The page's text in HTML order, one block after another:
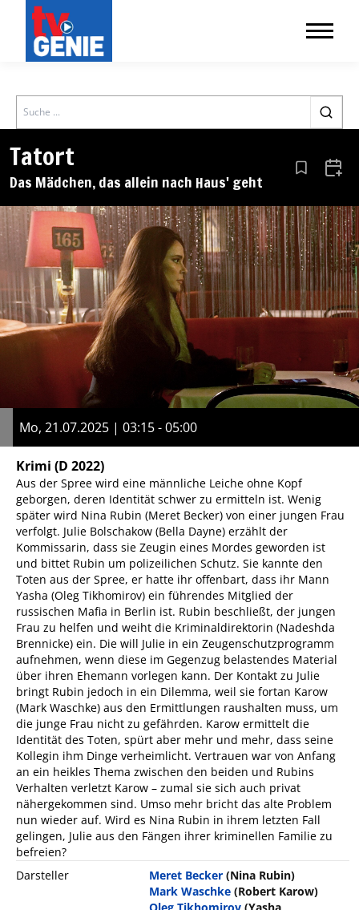
Search
Tatort
Das Mädchen, das allein nach Haus' geht Aus den
Mo, 21.07.2025 | 03:15 - 05:00
Krimi (D 2022)
Aus der Spree wird eine männliche Leiche ohne Kopf
geborgen, deren Identität schwer zu ermitteln ist. Wenig
später wird Nina Rubin (Meret Becker) von einer jungen Frau
verfolgt. Julie Bolschakow (Bella Dayne) erzählt der
Kommissarin, dass sie Zeugin eines Mordes geworden ist
und bittet Rubin um polizeilichen Schutz. Sie kannte den
Toten aus der Spree, er hatte ihr offenbart, dass ihr Mann
Yasha (Oleg Tikhomirov) ein führendes Mitglied der
russischen Mafia in Berlin ist. Rubin beschließt, der jungen
Frau zu helfen und weiht die Kriminaldirektorin (Nadeshda
Brennicke) ein. Die will Julie in ein Zeugenschutzprogramm
aufnehmen, wenn diese im Gegenzug belastendes Material
über ihren Ehemann vorlegen kann. Der Kontakt zu Julie
bringt Rubin jedoch in ein Dilemma, weil sie fortan Karow
(Mark Waschke) aus den Ermittlungen raushalten muss, um
die junge Frau nicht zu gefährden. Karow ermittelt die
Identität des Toten, spürt aber mehr und mehr, dass seine
Kollegin ihm Dinge verheimlicht. Vertrauen war von Anfang
an ein heikles Thema zwischen den beiden und Rubins
Verhalten verletzt Karow – zumal sie sich auch privat
nähergekommen sind. Umso mehr bricht das alte Problem
nun wieder auf. Wird es Nina Rubin in ihrem letzten Fall
gelingen, Julie aus den Fängen ihrer kriminellen Familie zu
befreien?
Darsteller
Meret Becker (Nina Rubin)
Mark Waschke (Robert Karow)